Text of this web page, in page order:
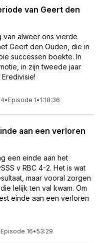
van Geert den
van alweer ons vierde
Geert den Ouden, die in
successen boekte. In
in zijn tweede jaar
• Episode 1• 1:18:36
aan een verloren
een einde aan het
v RBC 4-2. Het is wat
maar vooral zorgen
lelijk ten val kwam. Om
einde aan een verloren
Episode 16•53:29